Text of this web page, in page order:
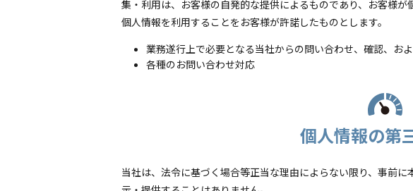
集・利用は、お客様の自発的な提供によるものであり、お客様
個人情報を利用することをお客様が許諾したものとします。
業務遂行上で必要となる当社からの問い合わせ、確認、お
各種のお問い合わせ対応
個人情報の第
当社は、法令に基づく場合等正当な理由によらない限り、事前